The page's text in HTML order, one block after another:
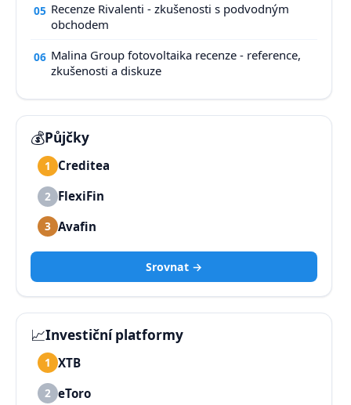
05 Recenze Rivalenti - zkušenosti s podvodným
obchodem
06 Malina Group fotovoltaika recenze - reference,
zkušenosti a diskuze
💰Půjčky
1 Creditea
2 FlexiFin
3 Avafin
Srovnat →
📈Investiční platformy
1 XTB
2 eToro